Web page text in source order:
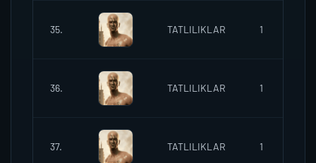
35. TATLILIKLAR 1
36. TATLILIKLAR 1
37. TATLILIKLAR 1